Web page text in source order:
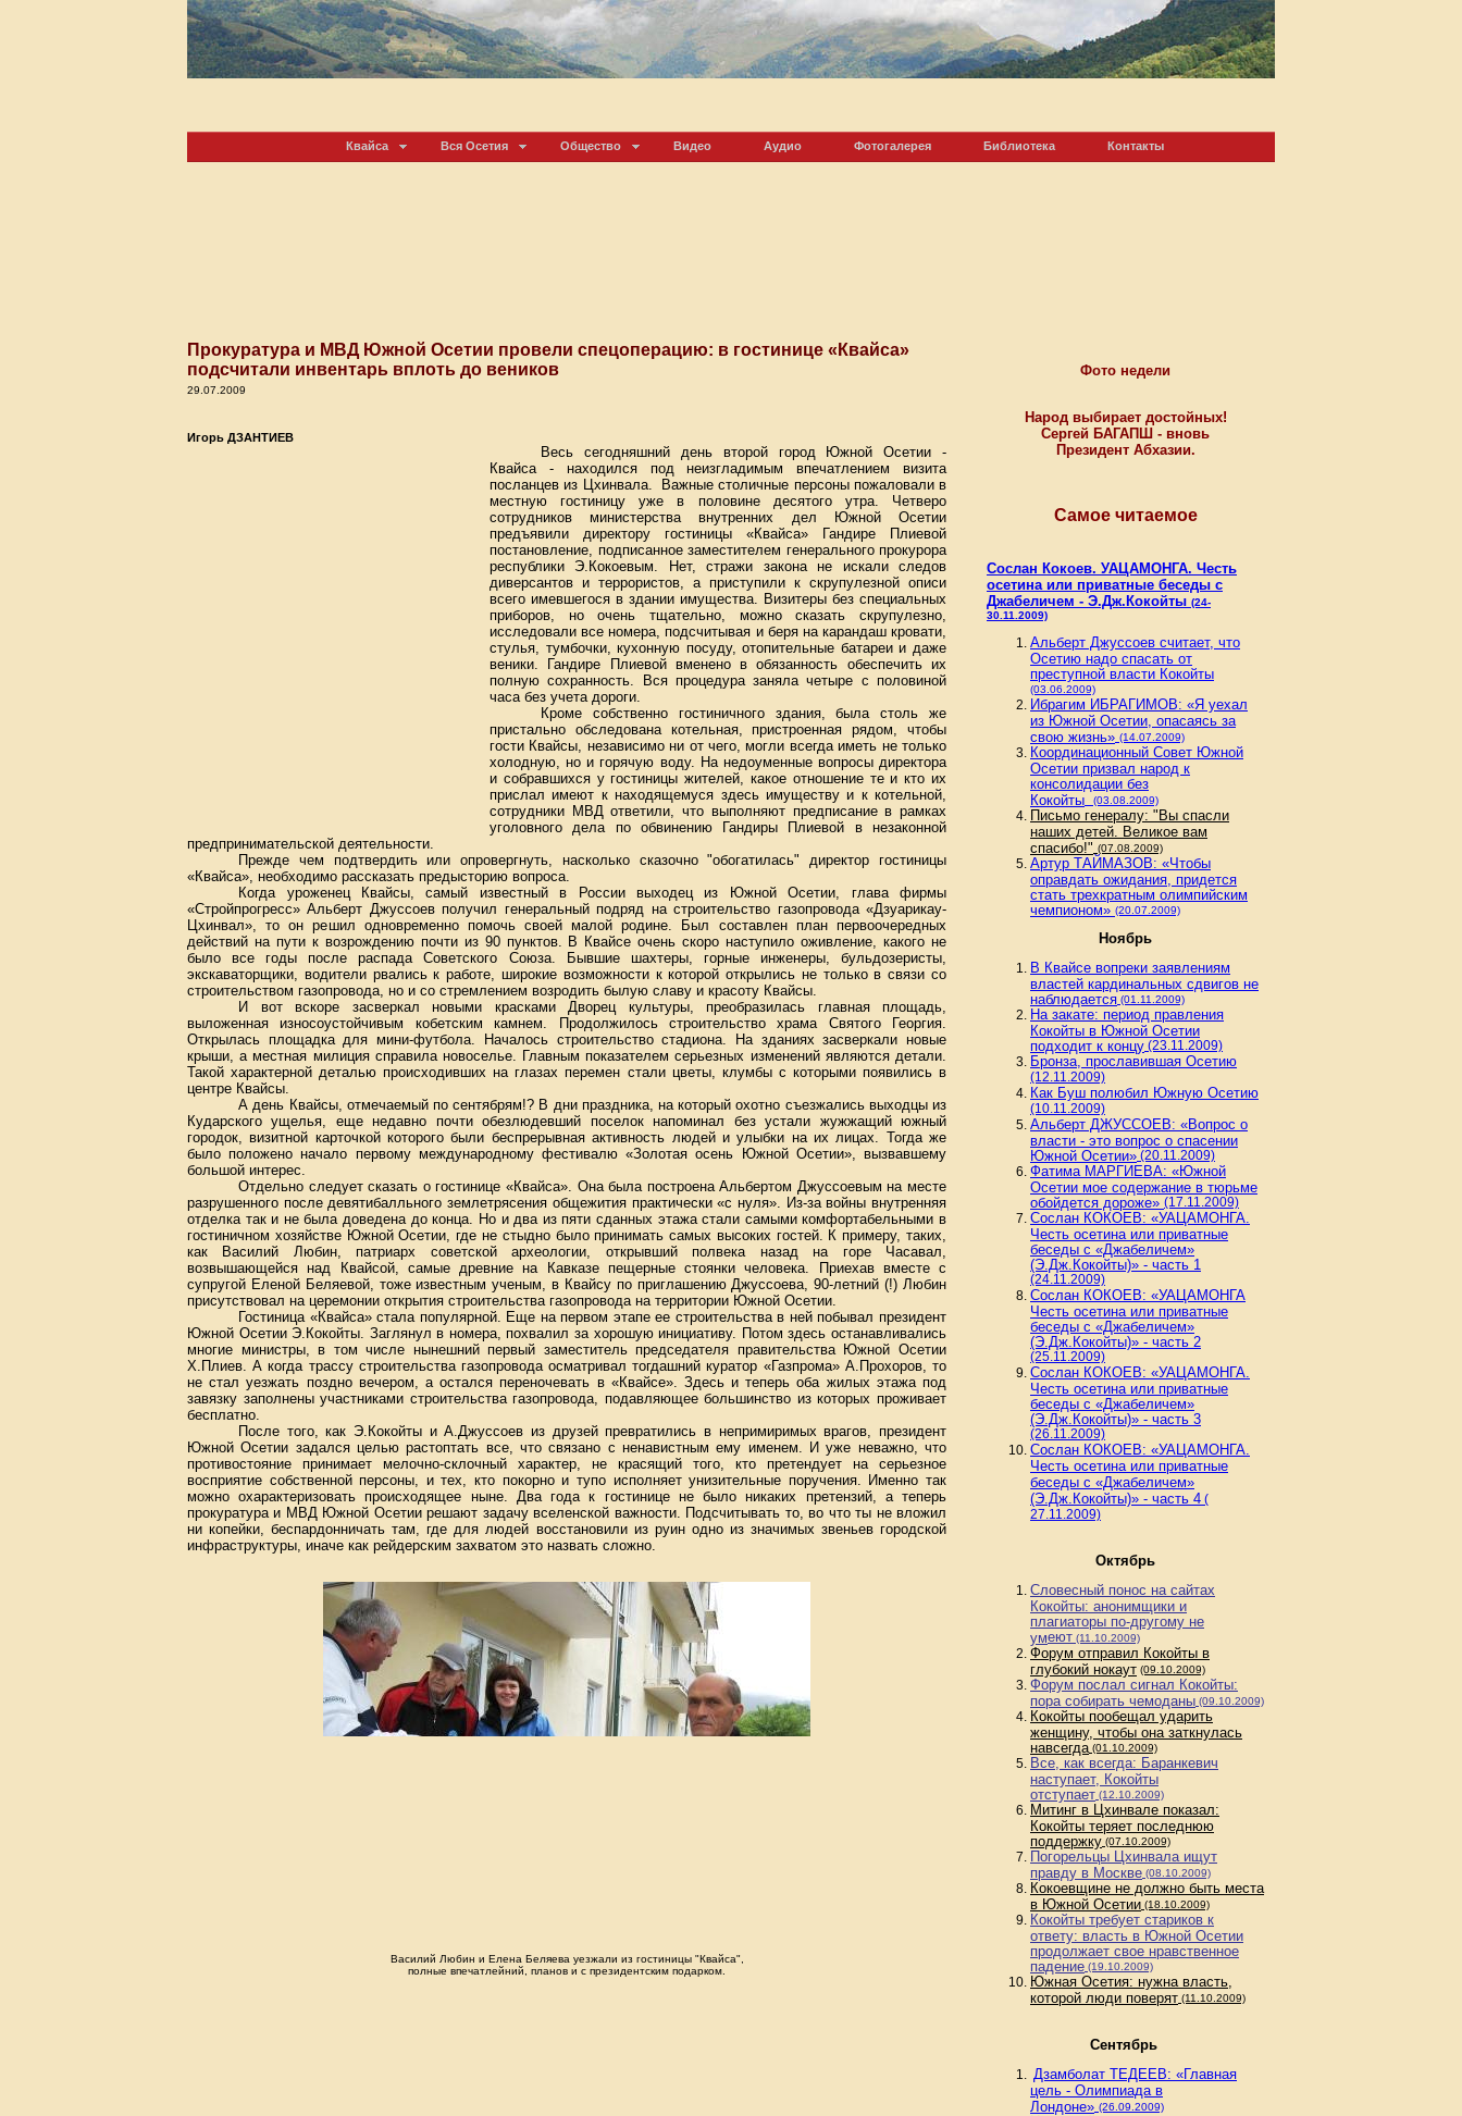
Квайса Вся Осетия Общество Видео Аудио Фотогалерея Библиотека Контакты
Прокуратура и МВД Южной Осетии провели спецоперацию: в гостинице «Квайса»
подсчитали инвентарь вплоть до веников
29.07.2009
Игорь ДЗАНТИЕВ
Весь сегодняшний день второй город Южной Осетии -
Квайса - находился под неизгладимым впечатлением визита
посланцев из Цхинвала.
Важные столичные персоны пожаловали в
местную гостиницу уже в половине десятого утра. Четверо
сотрудников министерства внутренних дел Южной Осетии
предъявили директору гостиницы «Квайса» Гандире Плиевой
постановление, подписанное заместителем генерального прокурора
республики Э.Кокоевым. Нет, стражи закона не искали следов
диверсантов и террористов, а приступили к скрупулезной описи
всего имевшегося в здании имущества. Визитеры без специальных
приборов, но очень тщательно, можно сказать скрупулезно,
исследовали все номера, подсчитывая и беря на карандаш кровати,
стулья, тумбочки, кухонную посуду, отопительные батареи и даже
веники. Гандире Плиевой вменено в обязанность обеспечить их
полную сохранность. Вся процедура заняла четыре с половиной
часа без учета дороги.
Кроме собственно гостиничного здания, была столь же
пристально обследована котельная, пристроенная рядом, чтобы
гости Квайсы, независимо ни от чего, могли всегда иметь не только
холодную, но и горячую воду. На недоуменные вопросы директора
и собравшихся у гостиницы жителей, какое отношение те и кто их
прислал имеют к находящемуся здесь имуществу и к котельной,
сотрудники МВД ответили, что выполняют предписание в рамках
уголовного дела по обвинению Гандиры Плиевой в незаконной
предпринимательской деятельности.
Прежде чем подтвердить или опровергнуть, насколько сказочно "обогатилась" директор гостиницы
«Квайса», необходимо рассказать предысторию вопроса.
Когда уроженец Квайсы, самый известный в России выходец из Южной Осетии, глава фирмы
«Стройпрогресс» Альберт Джуссоев получил генеральный подряд на строительство газопровода «Дзуарикау-
Цхинвал», то он решил одновременно помочь своей малой родине. Был составлен план первоочередных
действий на пути к возрождению почти из 90 пунктов. В Квайсе очень скоро наступило оживление, какого не
было все годы после распада Советского Союза. Бывшие шахтеры, горные инженеры, бульдозеристы,
экскаваторщики, водители рвались к работе, широкие возможности к которой открылись не только в связи со
строительством газопровода, но и со стремлением возродить былую славу и красоту Квайсы.
И вот вскоре засверкал новыми красками Дворец культуры, преобразилась главная площадь,
выложенная износоустойчивым кобетским камнем. Продолжилось строительство храма Святого Георгия.
Открылась площадка для мини-футбола. Началось строительство стадиона. На зданиях засверкали новые
крыши, а местная милиция справила новоселье. Главным показателем серьезных изменений являются детали.
Такой характерной деталью происходивших на глазах перемен стали цветы, клумбы с которыми появились в
центре Квайсы.
А день Квайсы, отмечаемый по сентябрям!? В дни праздника, на который охотно съезжались выходцы из
Кударского ущелья, еще недавно почти обезлюдевший поселок напоминал без устали жужжащий южный
городок, визитной карточкой которого были беспрерывная активность людей и улыбки на их лицах. Тогда же
было положено начало первому международному фестивалю «Золотая осень Южной Осетии», вызвавшему
большой интерес.
Отдельно следует сказать о гостинице «Квайса». Она была построена Альбертом Джуссоевым на месте
разрушенного после девятибалльного землетрясения общежития практически «с нуля». Из-за войны внутренняя
отделка так и не была доведена до конца. Но и два из пяти сданных этажа стали самыми комфортабельными в
гостиничном хозяйстве Южной Осетии, где не стыдно было принимать самых высоких гостей. К примеру, таких,
как Василий Любин, патриарх советской археологии, открывший полвека назад на горе Часавал,
возвышающейся над Квайсой, самые древние на Кавказе пещерные стоянки человека. Приехав вместе с
супругой Еленой Беляевой, тоже известным ученым, в Квайсу по приглашению Джуссоева, 90-летний (!) Любин
присутствовал на церемонии открытия строительства газопровода на территории Южной Осетии.
Гостиница «Квайса» стала популярной. Еще на первом этапе ее строительства в ней побывал президент
Южной Осетии Э.Кокойты. Заглянул в номера, похвалил за хорошую инициативу. Потом здесь останавливались
многие министры, в том числе нынешний первый заместитель председателя правительства Южной Осетии
Х.Плиев. А когда трассу строительства газопровода осматривал тогдашний куратор «Газпрома» А.Прохоров, то
не стал уезжать поздно вечером, а остался переночевать в «Квайсе». Здесь и теперь оба жилых этажа под
завязку заполнены участниками строительства газопровода, подавляющее большинство из которых проживает
бесплатно.
После того, как Э.Кокойты и А.Джуссоев из друзей превратились в непримиримых врагов, президент
Южной Осетии задался целью растоптать все, что связано с ненавистным ему именем. И уже неважно, что
противостояние принимает мелочно-склочный характер, не красящий того, кто претендует на серьезное
восприятие собственной персоны, и тех, кто покорно и тупо исполняет унизительные поручения. Именно так
можно охарактеризовать происходящее ныне. Два года к гостинице не было никаких претензий, а теперь
прокуратура и МВД Южной Осетии решают задачу вселенской важности. Подсчитывать то, во что ты не вложил
ни копейки, беспардонничать там, где для людей восстановили из руин одно из значимых звеньев городской
инфраструктуры, иначе как рейдерским захватом это назвать сложно.
Василий Любин и Елена Беляева уезжали из гостиницы "Квайса",
полные впечатлейний, планов и с президентским подарком.
Фото недели
Народ выбирает достойных!
Сергей БАГАПШ - вновь
Президент Абхазии.
Самое читаемое
Сослан Кокоев. УАЦАМОНГА. Честь
осетина или приватные беседы с
Джабеличем - Э.Дж.Кокойты (24-
30.11.2009)
Альберт Джуссоев считает, что
Осетию надо спасать от
преступной власти Кокойты
(03.06.2009)
Ибрагим ИБРАГИМОВ: «Я уехал
из Южной Осетии, опасаясь за
свою жизнь» (14.07.2009)
Координационный Совет Южной
Осетии призвал народ к
консолидации без
Кокойты
(03.08.2009)
Письмо генералу: "Вы спасли
наших детей. Великое вам
спасибо!" (07.08.2009)
Артур ТАЙМАЗОВ: «Чтобы
оправдать ожидания, придется
стать трехкратным олимпийским
чемпионом» (20.07.2009)
Ноябрь
В Квайсе вопреки заявлениям
властей кардинальных сдвигов не
наблюдается (01.11.2009)
На закате: период правления
Кокойты в Южной Осетии
подходит к концу (23.11.2009)
Бронза, прославившая Осетию
(12.11.2009)
Как Буш полюбил Южную Осетию
(10.11.2009)
Альберт ДЖУССОЕВ: «Вопрос о
власти - это вопрос о спасении
Южной Осетии» (20.11.2009)
Фатима МАРГИЕВА: «Южной
Осетии мое содержание в тюрьме
обойдется дороже» (17.11.2009)
Сослан КОКОЕВ: «УАЦАМОНГА.
Честь осетина или приватные
беседы с «Джабеличем»
(Э.Дж.Кокойты)» - часть 1
(24.11.2009)
Сослан КОКОЕВ: «УАЦАМОНГА
Честь осетина или приватные
беседы с «Джабеличем»
(Э.Дж.Кокойты)» - часть 2
(25.11.2009)
Сослан КОКОЕВ: «УАЦАМОНГА.
Честь осетина или приватные
беседы с «Джабеличем»
(Э.Дж.Кокойты)» - часть 3
(26.11.2009)
Сослан КОКОЕВ: «УАЦАМОНГА.
Честь осетина или приватные
беседы с «Джабеличем»
(Э.Дж.Кокойты)» - часть 4 (
27.11.2009)
Октябрь
Словесный понос на сайтах
Кокойты: анонимщики и
плагиаторы по-другому не
умеют (11.10.2009)
Форум отправил Кокойты в
глубокий нокаут (09.10.2009)
Форум послал сигнал Кокойты:
пора собирать чемоданы (09.10.2009)
Кокойты пообещал ударить
женщину, чтобы она заткнулась
навсегда (01.10.2009)
Все, как всегда: Баранкевич
наступает, Кокойты
отступает (12.10.2009)
Митинг в Цхинвале показал:
Кокойты теряет последнюю
поддержку (07.10.2009)
Погорельцы Цхинвала ищут
правду в Москве (08.10.2009)
Кокоевщине не должно быть места
в Южной Осетии (18.10.2009)
Кокойты требует стариков к
ответу: власть в Южной Осетии
продолжает свое нравственное
падение (19.10.2009)
Южная Осетия: нужна власть,
которой люди поверят (11.10.2009)
Сентябрь
Дзамболат ТЕДЕЕВ: «Главная
цель - Олимпиада в
Лондоне» (26.09.2009)